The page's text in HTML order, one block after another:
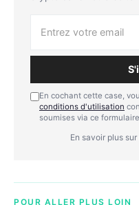
En cochant cette case,
conditions d'utilisation
soumises via ce
En savoir plus
POUR ALLER PLUS LOIN